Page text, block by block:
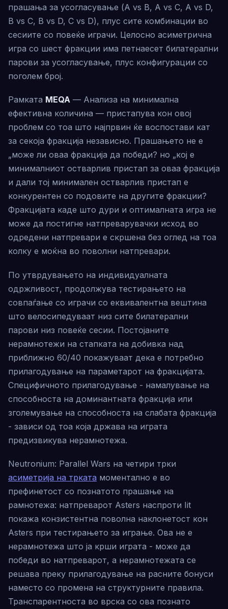
прашања за усогласување (A vs B, A vs C, A vs D,
B vs C, B vs D, C vs D), плус сите комбинации во
сесиите со повеќе играчи. Целосно асиметрична
игра со шест фракции има петнаесет билатерални
парови за усогласување, плус конфигурации со
поголем број.
Рамката MEQA — Анализа на минимална
ефективна количина — пристапува кон овој
проблем со тоа што најпрвин ќе воспостави кат
за секоја фракција независно. Прашањето не е
„може ли оваа фракција да победи? но „кој е
минималниот остварлив пристап за оваа фракција
и дали тој минимален остварлив пристап е
конкурентен со подовите на другите фракции?
Фракцијата каде што дури и оптималната игра не
може да постигне натпреварувачки исход во
одредени натпревари е скршена без оглед на тоа
колку е моќна во поволни натпревари.
По утврдувањето на индивидуалната
одржливост, продолжува тестирањето на
совпаѓање со играчи со еквивалентна вештина
што велосипедуваат низ сите билатерални
парови низ повеќе сесии. Постојаните
нерамнотежи на стапката на добивка над
приближно 60/40 покажуваат дека е потребно
прилагодување на параметарот на фракцијата.
Специфичното прилагодување - намалување на
способноста на доминантната фракција или
зголемување на способноста на слабата фракција
- зависи од тоа која држава на играта
предизвикува нерамнотежа.
Neutronium: Parallel Wars на четири трки
асиметрија на трката моментално е во
префинетост со познатото прашање на
рамнотежа: натпреварот Asters наспроти Iit
покажа конзистентна поволна наклонетост кон
Asters при тестирањето за играње. Ова не е
нерамнотежа што ја крши играта - може да
победи во натпреварот, а нерамнотежата се
решава преку прилагодување на расните бонуси
наместо со промена на структурните правила.
Транспарентноста во врска со ова познато